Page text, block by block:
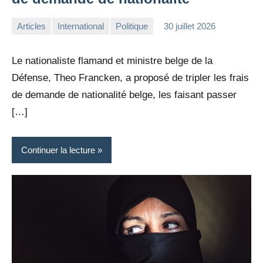
Articles International Politique 30 juillet 2026
Le nationaliste flamand et ministre belge de la
Défense, Theo Francken, a proposé de tripler les frais
de demande de nationalité belge, les faisant passer
[…]
Continuer la lecture